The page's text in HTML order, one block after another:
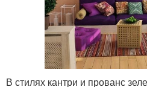
В стилях кантри и прованс